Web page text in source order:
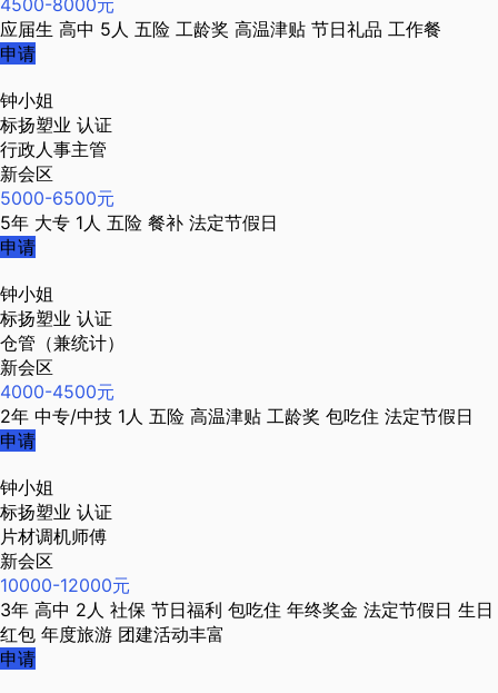
4500-8000元
应届生 高中 5人 五险 工龄奖 高温津贴 节日礼品 工作餐
申请
钟小姐
标扬塑业 认证
行政人事主管
新会区
5000-6500元
5年 大专 1人 五险 餐补 法定节假日
申请
钟小姐
标扬塑业 认证
仓管（兼统计）
新会区
4000-4500元
2年 中专/中技 1人 五险 高温津贴 工龄奖 包吃住 法定节假日
申请
钟小姐
标扬塑业 认证
片材调机师傅
新会区
10000-12000元
3年 高中 2人 社保 节日福利 包吃住 年终奖金 法定节假日 生日
红包 年度旅游 团建活动丰富
申请